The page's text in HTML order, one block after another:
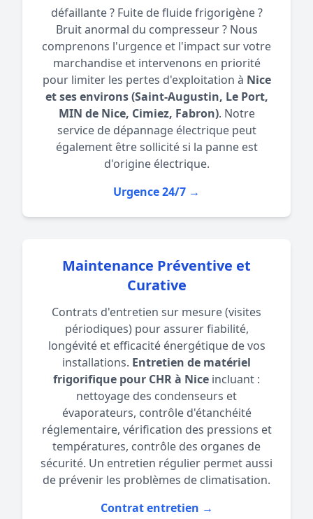
défaillante ? Fuite de fluide frigorigène ?
Bruit anormal du compresseur ? Nous
comprenons l'urgence et l'impact sur votre
marchandise et intervenons en priorité
pour limiter les pertes d'exploitation à Nice
et ses environs (Saint-Augustin, Le Port,
MIN de Nice, Cimiez, Fabron). Notre
service de dépannage électriquepeut
également être sollicité si la panne est
d'origine électrique.
Urgence 24/7 →
Maintenance Préventive et
Curative
Contrats d'entretien sur mesure (visites
périodiques) pour assurer fiabilité,
longévité et efficacité énergétique de vos
installations. Entretien de matériel
frigorifique pour CHR à Nice incluant :
nettoyage des condenseurs et
évaporateurs, contrôle d'étanchéité
réglementaire, vérification des pressions et
températures, contrôle des organes de
sécurité. Un entretien régulier permet aussi
de prévenir les problèmes de climatisation.
Contrat entretien →